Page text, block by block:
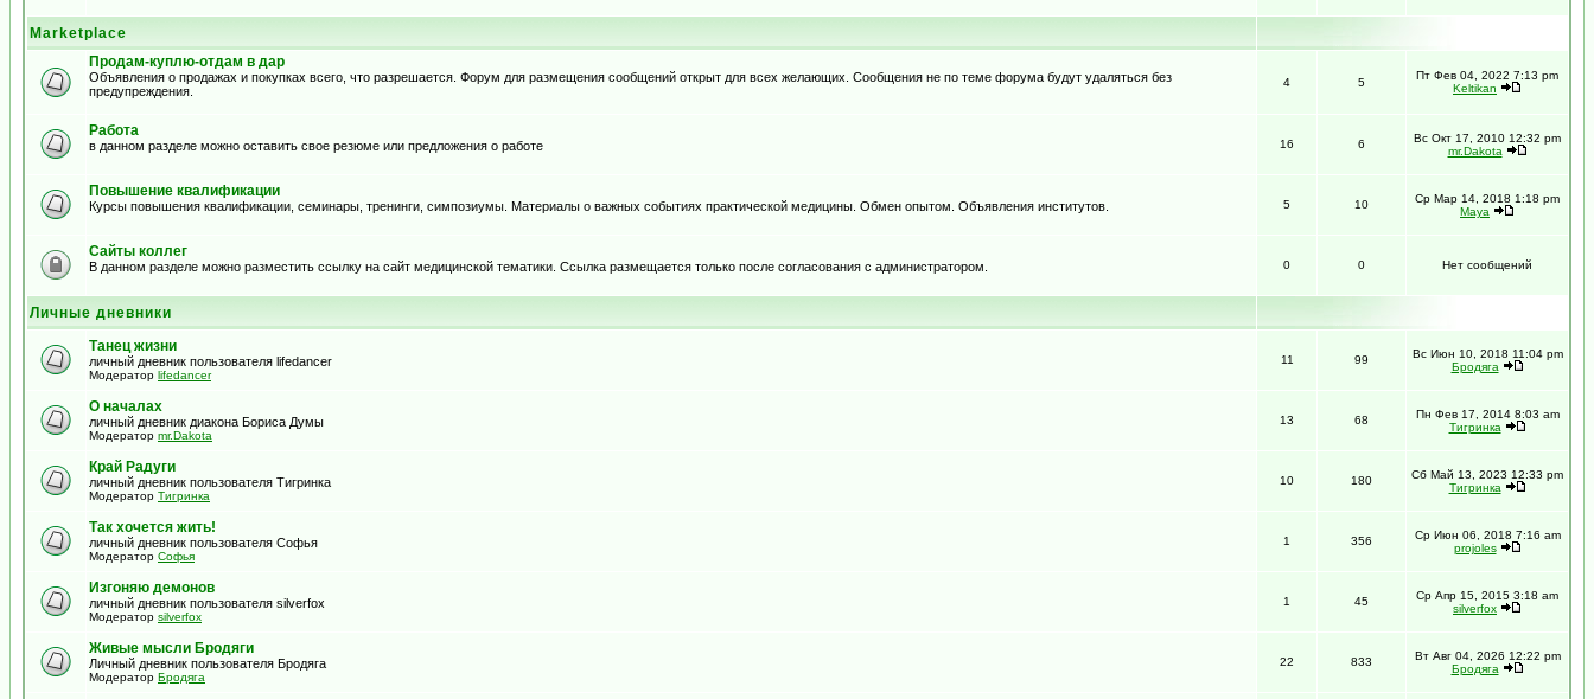
Marketplace
Продам-куплю-отдам в дар
Объявления о продажах и покупках всего, что разрешается. Форум для размещения сообщений открыт для всех желающих. Сообщения не по теме форума будут удаляться без
предупреждения.
4 5
Пт Фев 04, 2022 7:13 pm
Keltikan
Работа
в данном разделе можно оставить свое резюме или предложения о работе 16 6
Вс Окт 17, 2010 12:32 pm
mr.Dakota
Повышение квалификации
Курсы повышения квалификации, семинары, тренинги, симпозиумы. Материалы о важных событиях практической медицины. Обмен опытом. Объявления институтов. 5 10
Ср Мар 14, 2018 1:18 pm
Maya
Сайты коллег
В данном разделе можно разместить ссылку на сайт медицинской тематики. Ссылка размещается только после согласования с администратором. 0 0 Нет сообщений
Личные дневники
Танец жизни
личный дневник пользователя lifedancer
Модератор lifedancer
11 99
Вс Июн 10, 2018 11:04 pm
Бродяга
О началах
личный дневник диакона Бориса Думы
Модератор mr.Dakota
13 68
Пн Фев 17, 2014 8:03 am
Тигринка
Край Радуги
личный дневник пользователя Тигринка
Модератор Тигринка
10 180
Сб Май 13, 2023 12:33 pm
Тигринка
Так хочется жить!
личный дневник пользователя Софья
Модератор Софья
1 356
Ср Июн 06, 2018 7:16 am
projoles
Изгоняю демонов
личный дневник пользователя silverfox
Модератор silverfox
1 45
Ср Апр 15, 2015 3:18 am
silverfox
Живые мысли Бродяги
Личный дневник пользователя Бродяга
Модератор Бродяга
22 833
Вт Авг 04, 2026 12:22 pm
Бродяга